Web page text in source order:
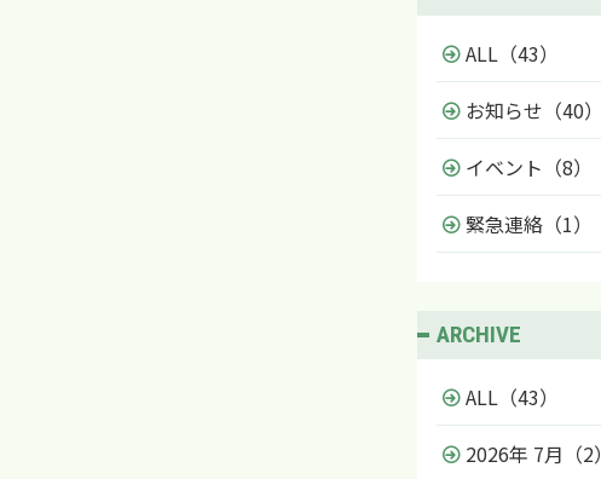
ALL（43）
お知らせ（40）
イベント（8）
緊急連絡（1）
ARCHIVE
ALL（43）
2026年 7月（2）